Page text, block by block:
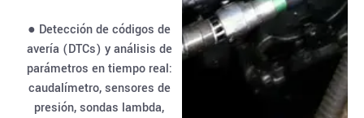
● Detección de códigos de
avería (DTCs) y análisis de
parámetros en tiempo real:
caudalímetro, sensores de
presión, sondas lambda,